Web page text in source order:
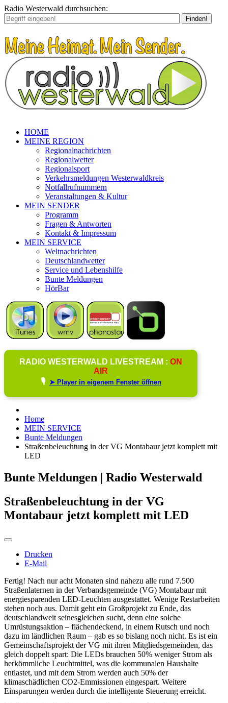
Radio Westerwald durchsuchen:
Finden!
HOME
MEINE REGION
Regionalnachrichten
Regionalwetter
Regionalsport
Verkehrsmeldungen Westerwaldkreis
Notfallrufnummern
Veranstaltungen & Kultur
MEIN SENDER
Programm
Fragen & Antworten
Kontakt & Impressum
MEIN SERVICE
Weltnachrichten
Deutschlandwetter
Service und Lebenshilfe
Bunte Meldungen
HörBar
RADIO WESTERWALD LIVESTREAM : ON
AIR
🎙️ ➤ Player in eigenem Fenster öffnen
Home
MEIN SERVICE
Bunte Meldungen
Straßenbeleuchtung in der VG Montabaur jetzt komplett mit
LED
Bunte Meldungen | Radio Westerwald
Straßenbeleuchtung in der VG
Montabaur jetzt komplett mit LED
Drucken
E-Mail
Fertig! Nach nur acht Monaten sind nahezu alle rund 7.500
Straßenlaternen in der Verbandsgemeinde (VG) Montabaur mit
energiesparenden LED-Leuchten ausgestattet. Wenige Restarbeiten
stehen noch aus. Damit geht ein Großprojekt zu Ende, das
deutschlandweit seinesgleichen sucht, denn eine solche
Umrüstungsaktion – flächendeckend, in einem Rutsch und noch
dazu im ländlichen Raum – gab es so bislang noch nicht. Es ist ein
Gemeinschaftsprojekt der VG mit ihren Mitgliedsgemeinden, das
gleich doppelt spart: Die LEDs brauchen 50% weniger Strom als
herkömmliche Leuchtmittel, was die kommunalen Haushalte
entlastet, und mit dem Strom werden auch 50% der
klimaschädlichen CO2-Emmissionen eingespart. Weitere
Einsparungen werden durch die intelligente Steuerung erreicht.